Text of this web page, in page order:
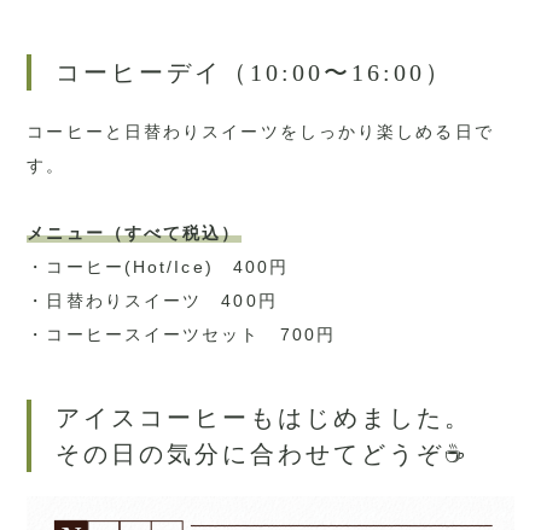
コーヒーデイ（10:00〜16:00）
コーヒーと日替わりスイーツをしっかり楽しめる日で
す。
メニュー（すべて税込）
・コーヒー(Hot/Ice) 400円
・日替わりスイーツ 400円
・コーヒースイーツセット 700円
アイスコーヒーもはじめました。
その日の気分に合わせてどうぞ☕